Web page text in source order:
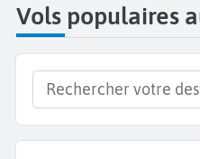
Vols populaires